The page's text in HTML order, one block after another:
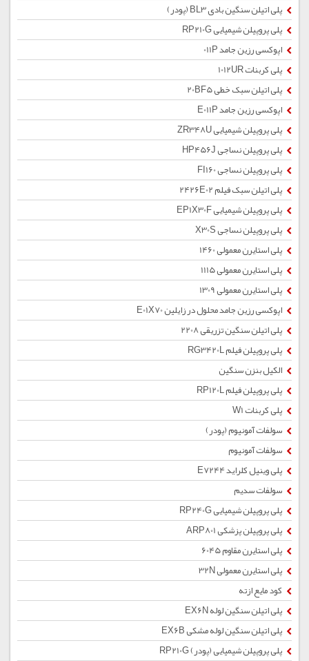
پلی اتیلن سنگین بادی BL3 (پودر)
پلی پروپیلن شیمیایی RP210G
اپوکسی رزین جامد 011P
پلی کربنات 1012UR
پلی اتیلن سبک خطی 20BF5
اپوکسی رزین جامد E011P
پلی پروپیلن شیمیایی ZR348U
پلی پروپیلن نساجی HP456J
پلی پروپیلن نساجی FI160
پلی اتیلن سبک فیلم 2426E02
پلی پروپیلن شیمیایی EP1X30F
پلی پروپیلن نساجی X30S
پلی استایرن معمولی 1460
پلی استایرن معمولی 1115
پلی استایرن معمولی 1309
اپوکسی رزین جامد محلول در زایلین E01X70
پلی اتیلن سنگین تزریقی 2208
پلی پروپیلن فیلم RG3420L
الکیل بنزن سنگین
پلی پروپیلن فیلم RP120L
پلی کربنات W1
سولفات آمونیوم (پودر)
سولفات آمونیوم
پلی وینیل کلراید E7244
سولفات سدیم
پلی پروپیلن شیمیایی RP240G
پلی پروپیلن پزشکی ARP801
پلی استایرن مقاوم 6045
پلی استایرن معمولی 32N
کود مایع ازته
پلی اتیلن سنگین لوله EX6N
پلی اتیلن سنگین لوله مشکی EX6B
پلی پروپیلن شیمیایی (پودر) RP210G